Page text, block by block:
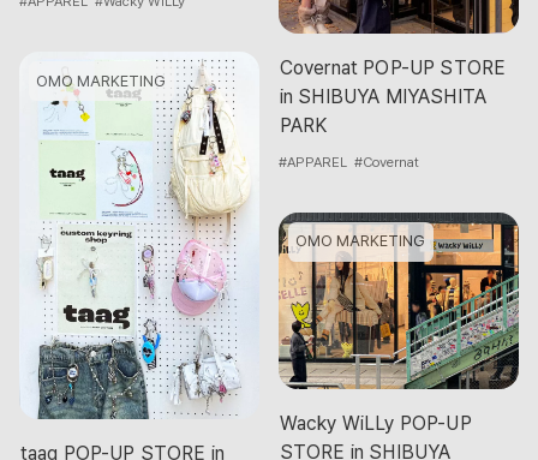
taag POP-UP STORE in
OMO MARKETING
Covernat POP-UP STORE
in SHIBUYA MIYASHITA
PARK
#APPAREL #Covernat
Wacky WiLLy POP-UP
STORE in SHIBUYA
OMO MARKETING